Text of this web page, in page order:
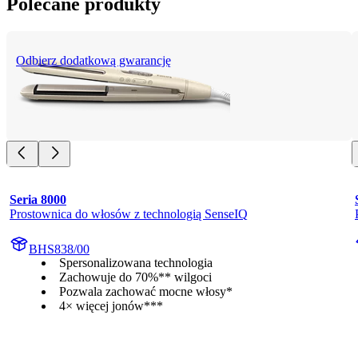
Polecane produkty
Odbierz dodatkową gwarancję
Seria 8000
Prostownica do włosów z technologią SenseIQ
BHS838/00
Spersonalizowana technologia
Zachowuje do 70%** wilgoci
Pozwala zachować mocne włosy*
4× więcej jonów***